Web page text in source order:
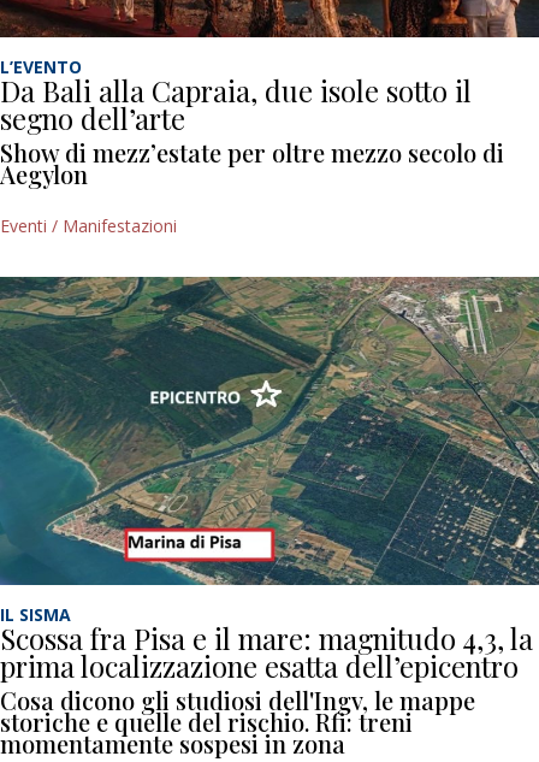
L’EVENTO
Da Bali alla Capraia, due isole sotto il
segno dell’arte
Show di mezz’estate per oltre mezzo secolo di
Aegylon
Eventi / Manifestazioni
IL SISMA
Scossa fra Pisa e il mare: magnitudo 4,3, la
prima localizzazione esatta dell’epicentro
Cosa dicono gli studiosi dell'Ingv, le mappe
storiche e quelle del rischio. Rfi: treni
momentamente sospesi in zona